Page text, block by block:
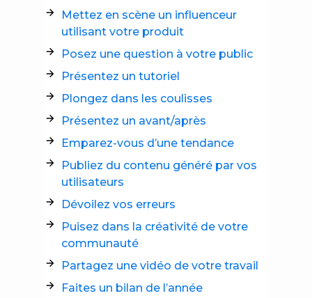
Mettez en scène un influenceur
utilisant votre produit
Posez une question à votre public
Présentez un tutoriel
Plongez dans les coulisses
Présentez un avant/après
Emparez-vous d’une tendance
Publiez du contenu généré par vos
utilisateurs
Dévoilez vos erreurs
Puisez dans la créativité de votre
communauté
Partagez une vidéo de votre travail
Faites un bilan de l’année